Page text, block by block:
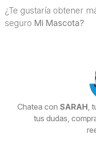
¿Te gustaría obtener
seguro Mi Mascota?
Chatea con SARAH ,
tus dudas,